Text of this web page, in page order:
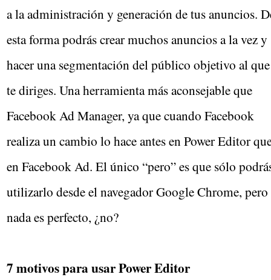
a la administración y generación de tus anuncios.
esta forma podrás crear muchos anuncios a la vez y
hacer una segmentación del público objetivo al que
te diriges. Una herramienta más aconsejable que
Facebook Ad Manager, ya que cuando Facebook
realiza un cambio lo hace antes en Power Editor
en Facebook Ad. El único “pero” es que sólo
utilizarlo desde el navegador Google Chrome, pero
nada es perfecto, ¿no?
7 motivos para usar Power Editor